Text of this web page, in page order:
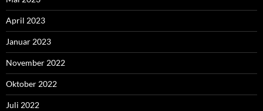
April 2023
Januar 2023
November 2022
Oktober 2022
Juli 2022